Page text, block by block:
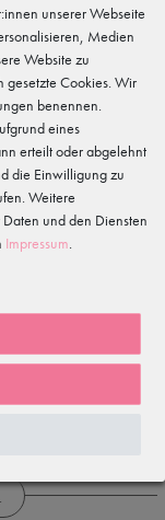
unserer Webseite
Medien
Website zu
gesetzte Cookies. Wir
benennen.
eines
erteilt oder abgelehnt
die Einwilligung zu
Weitere
und den Diensten
Impressum